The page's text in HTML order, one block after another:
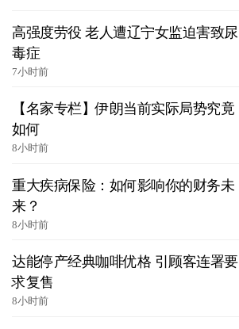
高强度劳役 老人遭辽宁女监迫害致尿
毒症
7小时前
【名家专栏】伊朗当前实际局势究竟
如何
8小时前
重大疾病保险：如何影响你的财务未
来？
8小时前
达能停产经典咖啡优格 引顾客连署要
求复售
8小时前